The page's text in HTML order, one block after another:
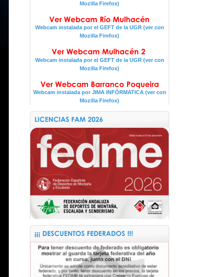
Mozilla Firefox)
Webcam instalada por el GEFT de la UGR (ver con
Mozilla Firefox)
Webcam instalada por el GEFT de la UGR (ver con
Mozilla Firefox)
Webcam instalada por JIMA INFÓRMATICA (ver con
Mozilla Firefox)